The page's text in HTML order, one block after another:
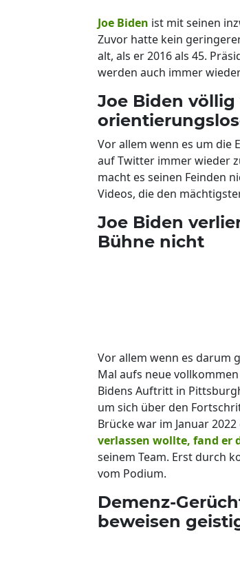
Joe Biden ist mit seinen
Zuvor hatte kein
alt, als er 2016 als 45.
werden auch immer
Joe Biden
Vor allem wenn es um die
auf Twitter immer wieder
macht es seinen Feinden
Videos, die den
Joe Biden
Bühne nicht
Vor allem wenn es darum
Mal aufs neue
Bidens Auftritt in
um sich über den
Brücke war im Januar
verlassen wollte, fand er
seinem Team. Erst durch
vom Podium.
Demenz-
beweisen